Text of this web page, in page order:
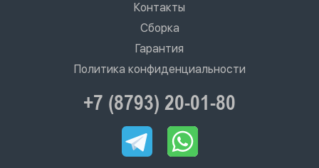
Контакты
Сборка
Гарантия
Политика конфиденциальности
+7 (8793) 20-01-80